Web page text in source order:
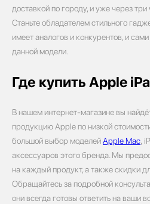
доставкой по городу, и уже через
Станьте обладателем стильного
имеет аналогов и конкурентов, и
данной модели.
Где купить Apple
В нашем интернет-магазине вы
продукцию Apple по низкой
большой выбор моделейApple Mac,
аксессуаров этого бренда. Мы
на каждый продукт, а также скидки
Обращайтесь за подробной
они всегда готовы ответить на ваши